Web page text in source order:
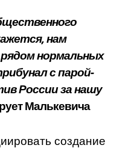
нам
нормальных
с парой-
России за нашу
Малькевича
создание